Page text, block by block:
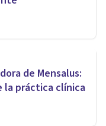
de Mensalus:
la práctica clínica